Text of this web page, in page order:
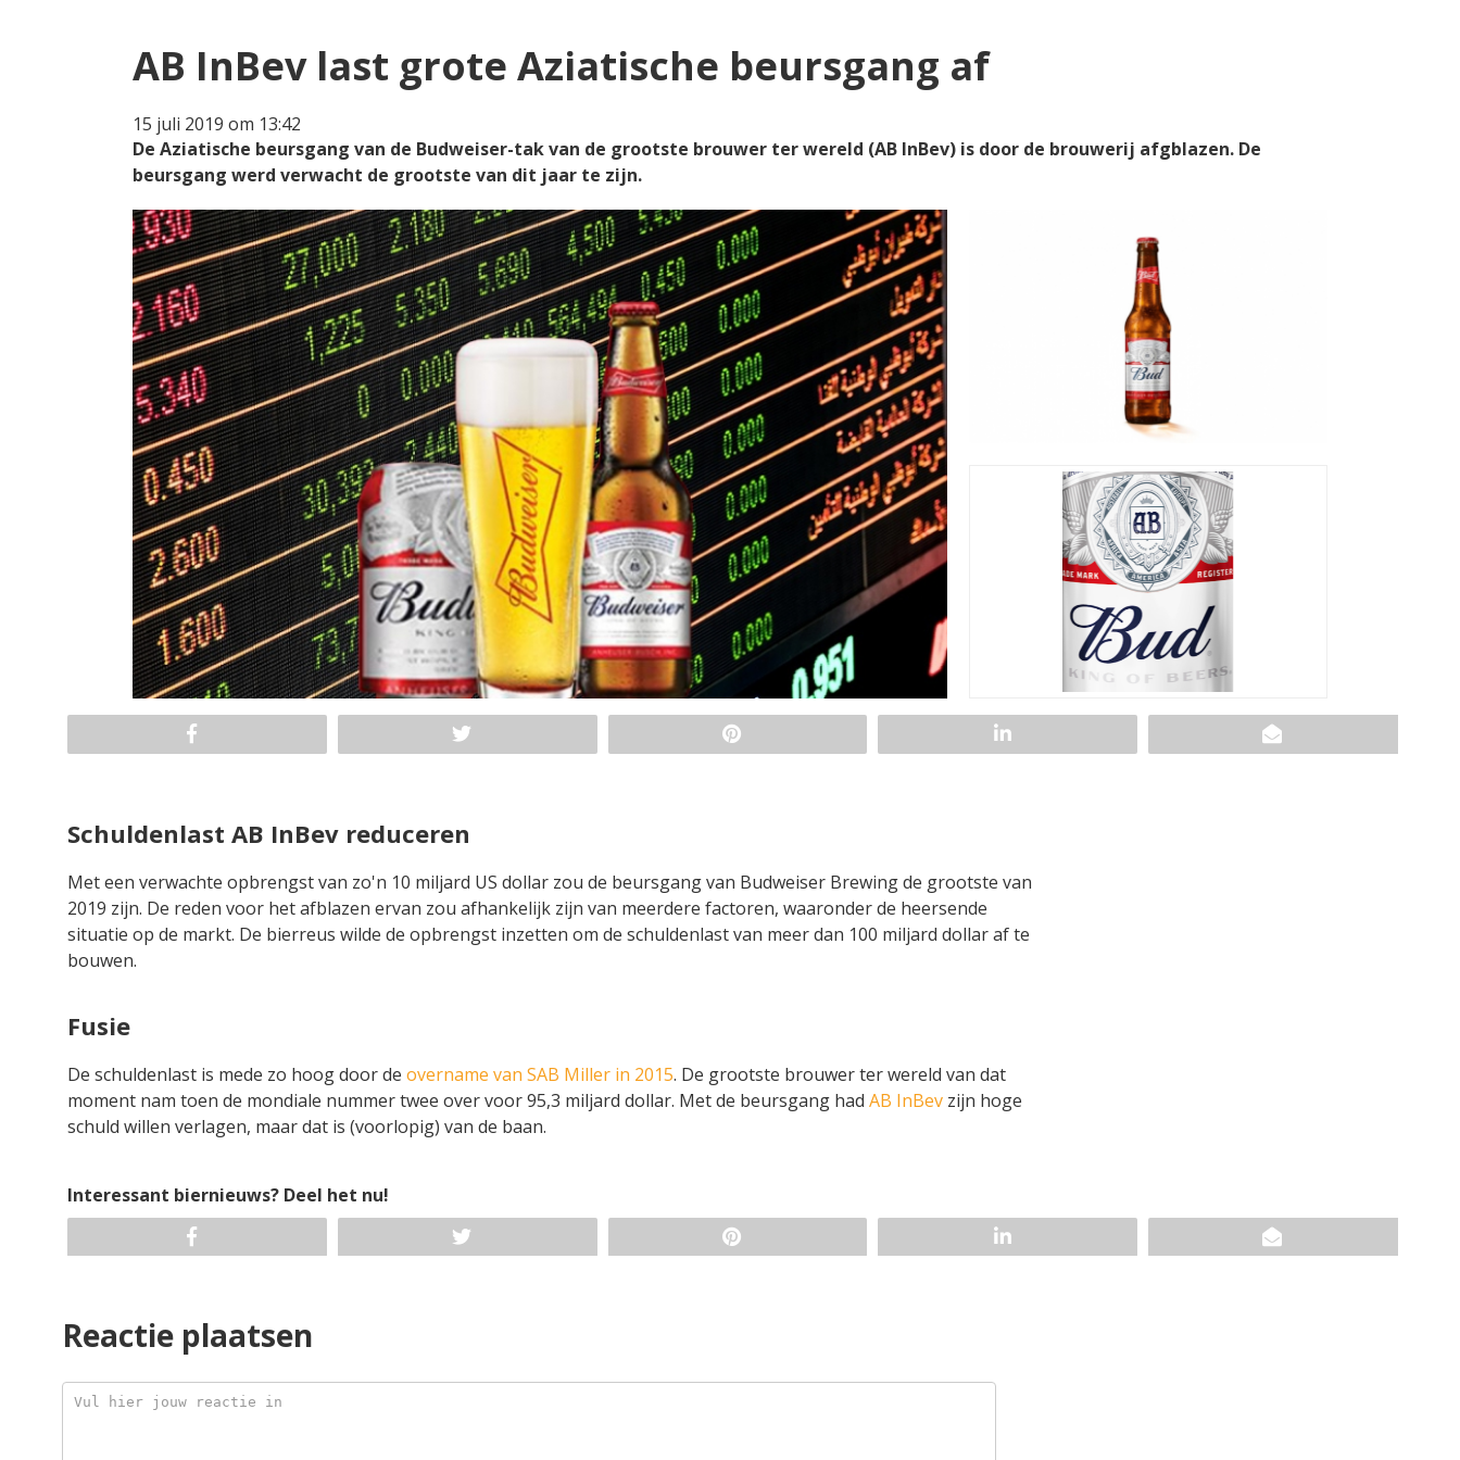
AB InBev last grote Aziatische beursgang af
15 juli 2019 om 13:42
De Aziatische beursgang van de Budweiser-tak van de grootste brouwer ter wereld (AB InBev) is door de brouwerij afgblazen. De
beursgang werd verwacht de grootste van dit jaar te zijn.
Schuldenlast AB InBev reduceren
Met een verwachte opbrengst van zo'n 10 miljard US dollar zou de beursgang van Budweiser Brewing de grootste van
2019 zijn. De reden voor het afblazen ervan zou afhankelijk zijn van meerdere factoren, waaronder de heersende
situatie op de markt. De bierreus wilde de opbrengst inzetten om de schuldenlast van meer dan 100 miljard dollar af te
bouwen.
Fusie
De schuldenlast is mede zo hoog door de overname van SAB Miller in 2015. De grootste brouwer ter wereld van dat
moment nam toen de mondiale nummer twee over voor 95,3 miljard dollar. Met de beursgang had AB InBev zijn hoge
schuld willen verlagen, maar dat is (voorlopig) van de baan.
Interessant biernieuws? Deel het nu!
Reactie plaatsen